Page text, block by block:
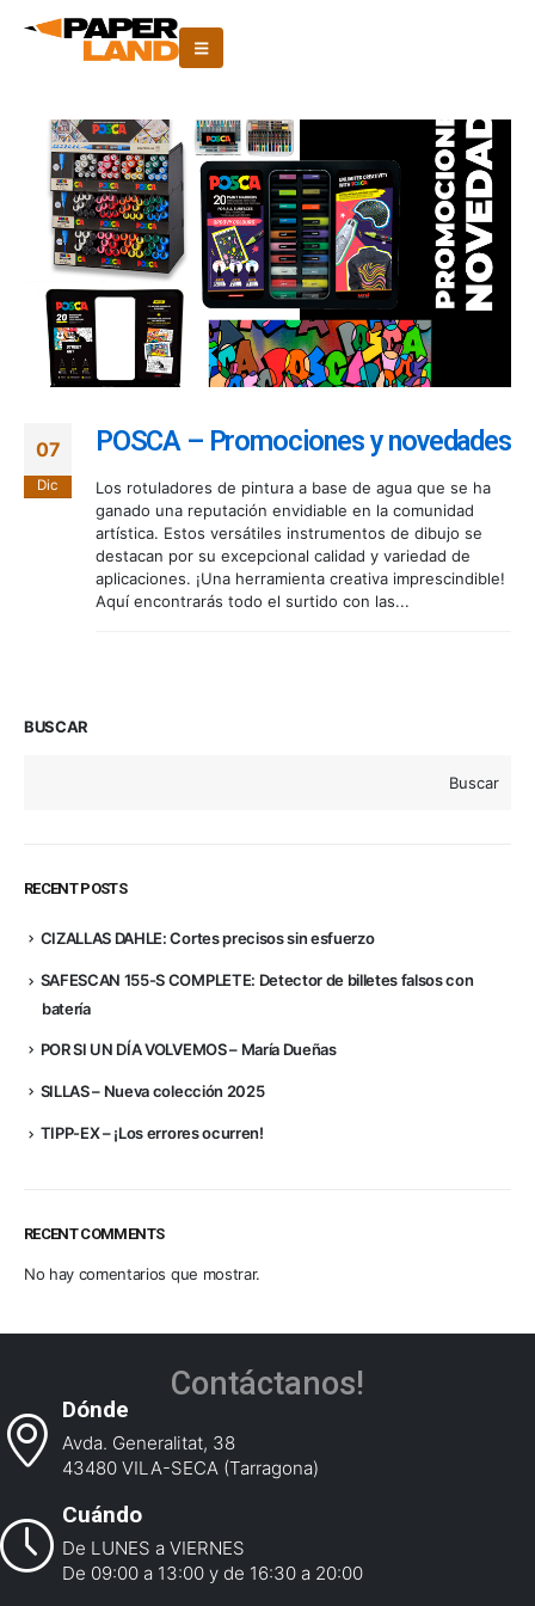
07
Dic
POSCA – Promociones y novedades
Los rotuladores de pintura a base de agua que se ha
ganado una reputación envidiable en la comunidad
artística. Estos versátiles instrumentos de dibujo se
destacan por su excepcional calidad y variedad de
aplicaciones. ¡Una herramienta creativa imprescindible!
Aquí encontrarás todo el surtido con las...
BUSCAR
Buscar
RECENT POSTS
CIZALLAS DAHLE: Cortes precisos sin esfuerzo
SAFESCAN 155-S COMPLETE: Detector de billetes falsos con
batería
POR SI UN DÍA VOLVEMOS – María Dueñas
SILLAS – Nueva colección 2025
TIPP-EX – ¡Los errores ocurren!
RECENT COMMENTS
No hay comentarios que mostrar.
Contáctanos!
Dónde
Avda. Generalitat, 38
43480 VILA-SECA (Tarragona)
Cuándo
De LUNES a VIERNES
De 09:00 a 13:00 y de 16:30 a 20:00